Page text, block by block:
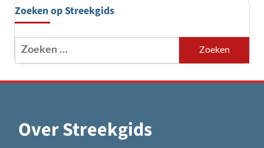
Zoeken op Streekgids
Zoeken
naar:
Over Streekgids